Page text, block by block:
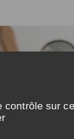
contrôle sur